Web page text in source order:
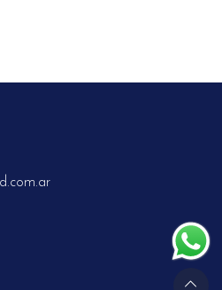
disponibles